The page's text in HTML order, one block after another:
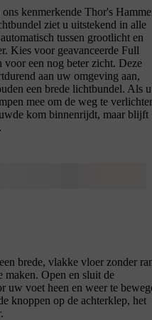
kenmerkende Thor's
ziet u uitstekend in alle
tussen grootlicht en
Kies voor geavanceerde Full
een nog beter zicht. Deze
aan uw omgeving aan,
een brede lichtbundel. Als u
mee om de weg te
kom binnenrijdt, maar blijft
brede, vlakke vloer zonder
maken. Open en sluit de
uw voet heen en weer te
knoppen op de achterklep, het